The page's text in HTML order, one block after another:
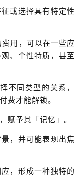
或选择具有特定性
用，可以在一些应
、个性特质，甚至
不同类型的关系，
费才能解锁。
赋予其「记忆」。
，并可能表现出焦
，形成一种独特的